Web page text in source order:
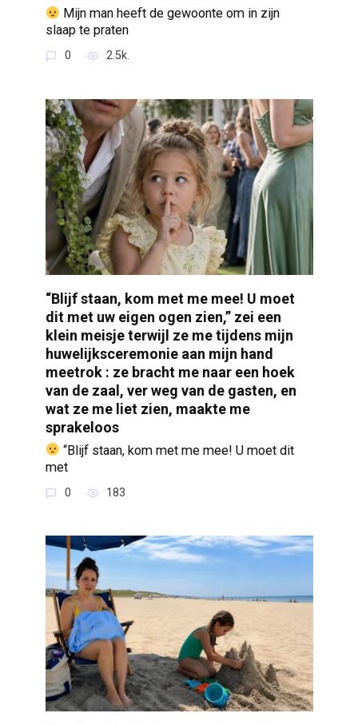
Mijn man heeft de gewoonte om in zijn
slaap te praten
0 2.5k.
“Blijf staan, kom met me mee! U moet
dit met uw eigen ogen zien,” zei een
klein meisje terwijl ze me tijdens mijn
huwelijksceremonie aan mijn hand
meetrok : ze bracht me naar een hoek
van de zaal, ver weg van de gasten, en
wat ze me liet zien, maakte me
sprakeloos
“Blijf staan, kom met me mee! U moet dit
met
0 183